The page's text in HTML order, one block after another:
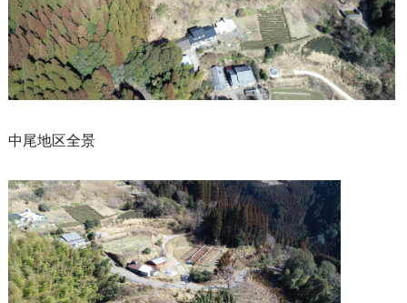
中尾地区全景